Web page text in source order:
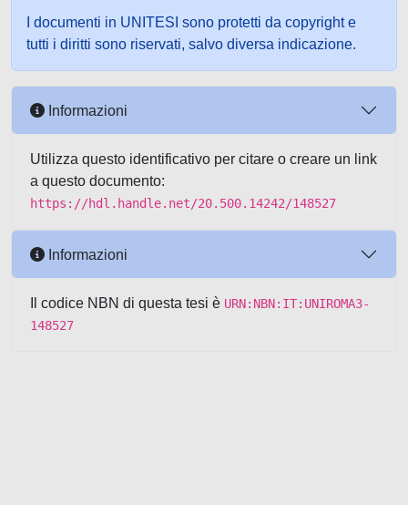
I documenti in UNITESI sono protetti da copyright e
tutti i diritti sono riservati, salvo diversa indicazione.
Informazioni
Utilizza questo identificativo per citare o creare un link
a questo documento:
https://hdl.handle.net/20.500.14242/148527
Informazioni
Il codice NBN di questa tesi è URN:NBN:IT:UNIROMA3-
148527